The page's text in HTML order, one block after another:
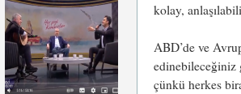
kolay,
ABD’de ve
edinebileceğiniz
çünkü herkes